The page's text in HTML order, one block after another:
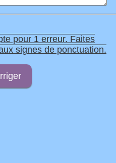
pour 1 erreur. Faites
signes de ponctuation.